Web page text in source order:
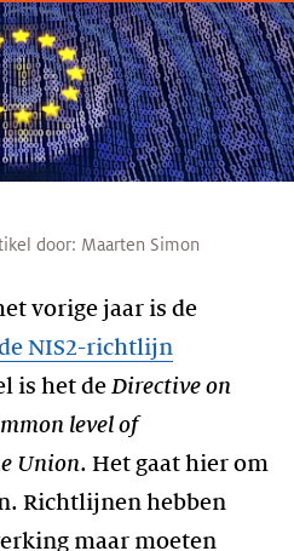
door: Maarten Simon
vorige jaar is de
NIS2-richtlijn
is het de Directive on
level of
Union. Het gaat hier om
Richtlijnen hebben
maar moeten